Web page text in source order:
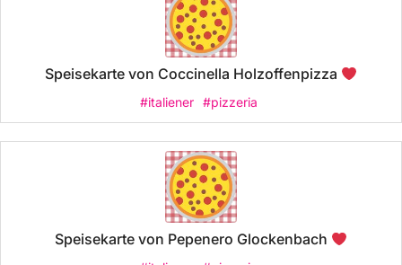
Speisekarte von Coccinella Holzoffenpizza
#italiener #pizzeria
Speisekarte von Pepenero Glockenbach